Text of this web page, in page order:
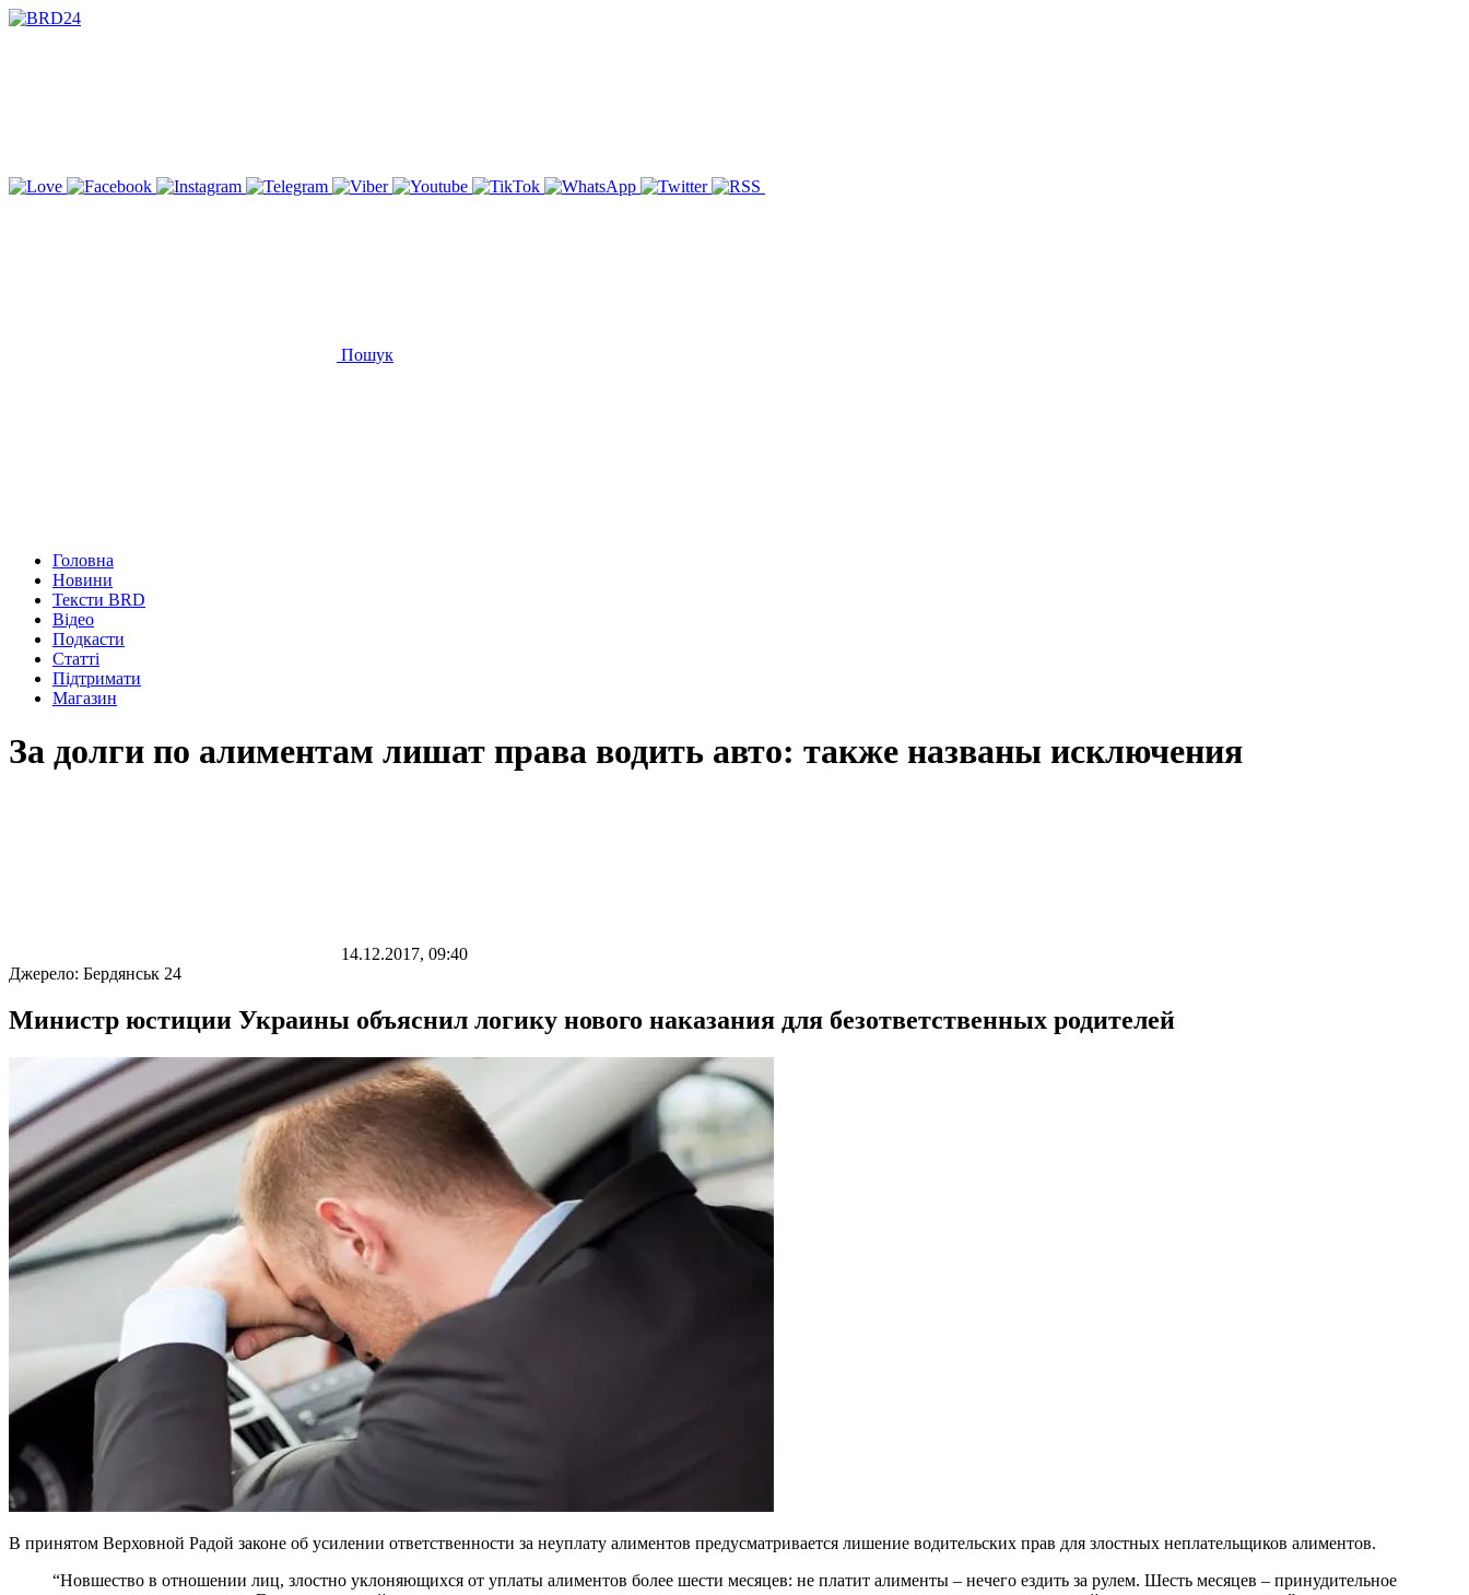
Пошук
Головна
Новини
Тексти BRD
Відео
Подкасти
Статті
Підтримати
Магазин
За долги по алиментам лишат права водить авто: также названы исключения
14.12.2017, 09:40
Джерело: Бердянськ 24
Министр юстиции Украины объяснил логику нового наказания для безответственных родителей
В принятом Верховной Радой законе об усилении ответственности за неуплату алиментов предусматривается лишение водительских прав для злостных неплательщиков алиментов.
“Новшество в отношении лиц, злостно уклоняющихся от уплаты алиментов более шести месяцев: не платит алименты – нечего ездить за рулем. Шесть месяцев – принудительное